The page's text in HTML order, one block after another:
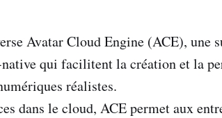
Avatar Cloud Engine (ACE), une
qui facilitent la création et la
réalistes.
dans le cloud, ACE permet aux